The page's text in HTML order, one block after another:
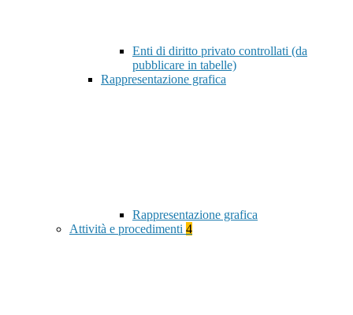
Enti di diritto privato controllati (da
pubblicare in tabelle)
Rappresentazione grafica
Rappresentazione grafica
Attività e procedimenti 4